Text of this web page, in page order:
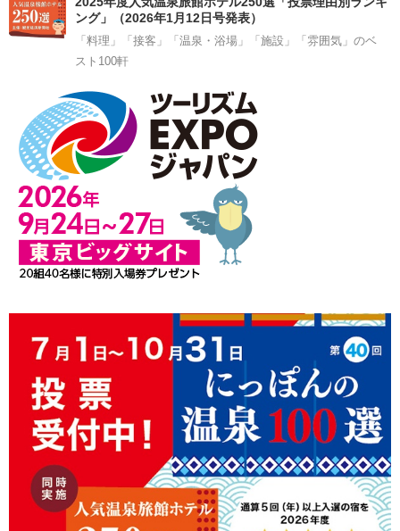
ング」（2026年1月12日号発表）
「料理」「接客」「温泉・浴場」「施設」「雰囲気」のベ
スト100軒